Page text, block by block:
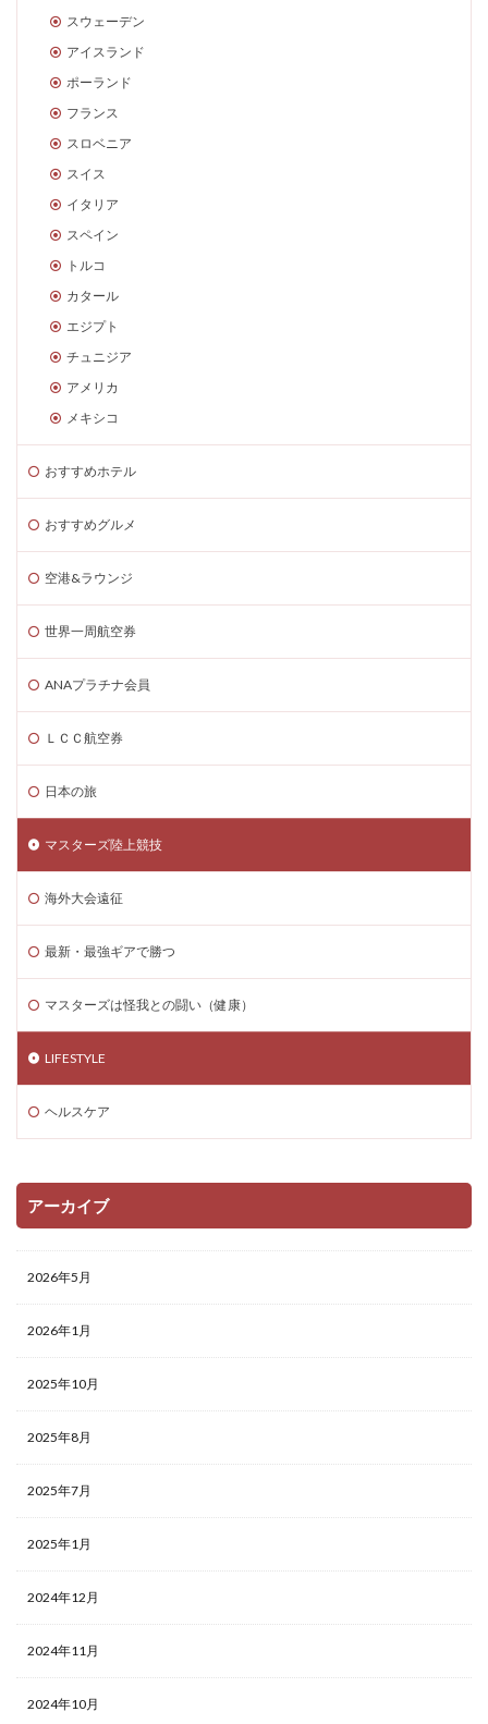
スウェーデン
アイスランド
ポーランド
フランス
スロベニア
スイス
イタリア
スペイン
トルコ
カタール
エジプト
チュニジア
アメリカ
メキシコ
おすすめホテル
おすすめグルメ
空港&ラウンジ
世界一周航空券
ANAプラチナ会員
ＬＣＣ航空券
日本の旅
マスターズ陸上競技
海外大会遠征
最新・最強ギアで勝つ
マスターズは怪我との闘い（健康）
LIFESTYLE
ヘルスケア
アーカイブ
2026年5月
2026年1月
2025年10月
2025年8月
2025年7月
2025年1月
2024年12月
2024年11月
2024年10月